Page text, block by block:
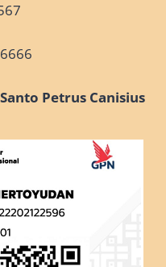
Petrus Canisius